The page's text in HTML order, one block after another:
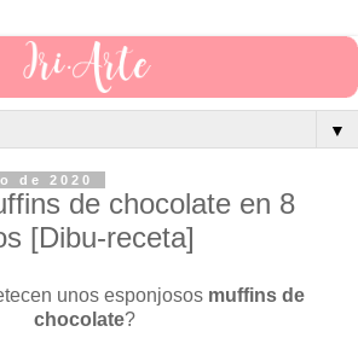
▼
de 2020
de chocolate en 8
[Dibu-receta]
unos esponjosos muffins de
chocolate?